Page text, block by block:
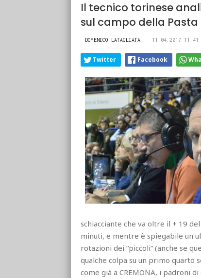
Il tecnico torinese
sul campo della Pasta
DOMENICO LATAGLIATA 11.04.2017 11:41
Twitter Facebook
schiacciante che va oltre il + 19
minuti, e mentre è spiegabile un
rotazioni dei “piccoli” (anche se
qualche colpa su un primo quarto
come già a CREMONA, i padroni